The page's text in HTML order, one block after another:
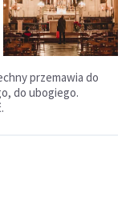
przemawia do
do ubogiego.